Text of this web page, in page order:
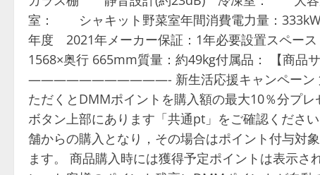
室： シャキット野菜室年間消費電力量：
年度 2021年メーカー保証：1年必要設置スペー
1568×奥行 665mm質量：約49kg付属品： 【商
———————————- 新生活応援キャンペーン 第1
ただくとDMMポイントを購入額の最大10％分プ
ボタン上部にあります「共通pt」をご確認くださ
舗からの購入となり，その場合はポイント付与対
ます。 商品購入時には獲得予定ポイントは表示